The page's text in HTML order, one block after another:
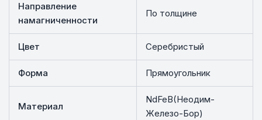
Направление
намагниченности
По толщине
Цвет Серебристый
Форма Прямоугольник
Материал
NdFeB(Неодим-
Железо-Бор)